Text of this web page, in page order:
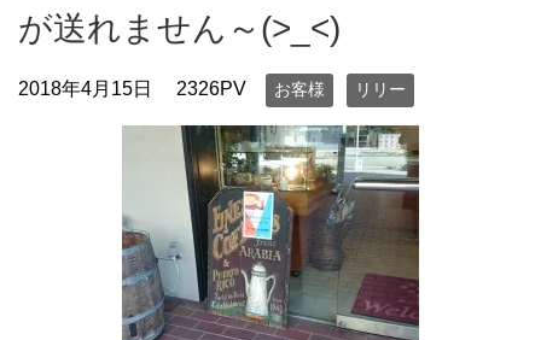
が送れません～(>_<)
2018年4月15日 2326PV お客様 リリー